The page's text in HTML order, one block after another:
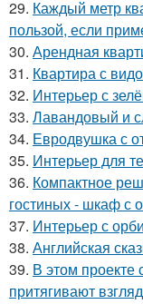
29. Каждый метр
пользой, если
30. Арендная
31. Квартира с
32. Интерьер с
33. Лавандовый и
34. Евродвушка с
35. Интерьер для
36. Компактное
гостиных - шкаф с
37. Интерьер с
38. Английская
39. В этом проекте
притягивают